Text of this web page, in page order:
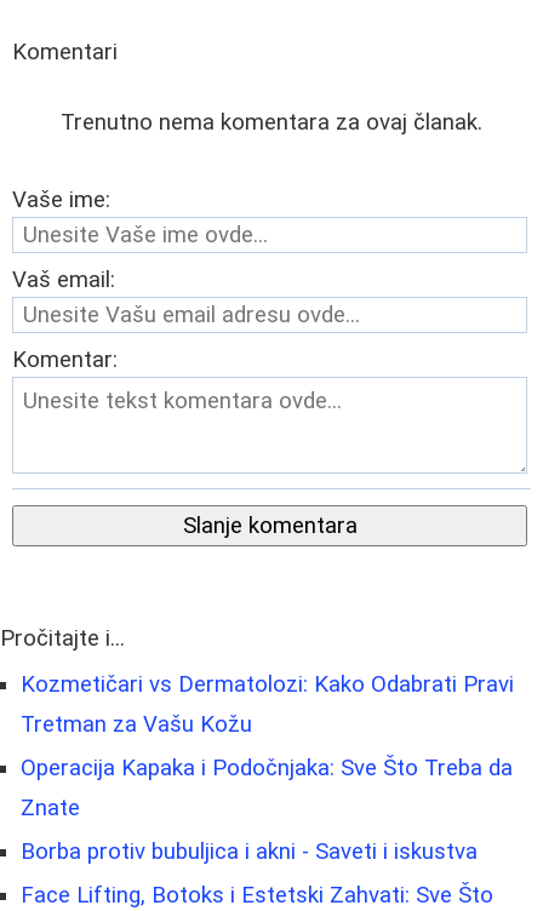
Komentari
Trenutno nema komentara za ovaj članak.
Vaše ime:
Vaš email:
Komentar:
Slanje komentara
Pročitajte i...
Kozmetičari vs Dermatolozi: Kako Odabrati Pravi
Tretman za Vašu Kožu
Operacija Kapaka i Podočnjaka: Sve Što Treba da
Znate
Borba protiv bubuljica i akni - Saveti i iskustva
Face Lifting, Botoks i Estetski Zahvati: Sve Što